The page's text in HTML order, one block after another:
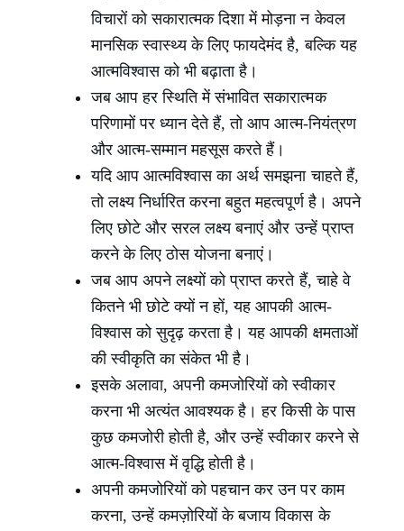
विचारों को सकारात्मक दिशा में मोड़ना न केवल
मानसिक स्वास्थ्य के लिए फायदेमंद है, बल्कि यह
आत्मविश्वास को भी बढ़ाता है।
जब आप हर स्थिति में संभावित सकारात्मक
परिणामों पर ध्यान देते हैं, तो आप आत्म-नियंत्रण
और आत्म-सम्मान महसूस करते हैं।
यदि आप आत्मविश्वास का अर्थ समझना चाहते हैं,
तो लक्ष्य निर्धारित करना बहुत महत्वपूर्ण है। अपने
लिए छोटे और सरल लक्ष्य बनाएं और उन्हें प्राप्त
करने के लिए ठोस योजना बनाएं।
जब आप अपने लक्ष्यों को प्राप्त करते हैं, चाहे वे
कितने भी छोटे क्यों न हों, यह आपकी आत्म-
विश्वास को सुदृढ़ करता है। यह आपकी क्षमताओं
की स्वीकृति का संकेत भी है।
इसके अलावा, अपनी कमजोरियों को स्वीकार
करना भी अत्यंत आवश्यक है। हर किसी के पास
कुछ कमजोरी होती है, और उन्हें स्वीकार करने से
आत्म-विश्वास में वृद्धि होती है।
अपनी कमजोरियों को पहचान कर उन पर काम
करना, उन्हें कमज़ोरियों के बजाय विकास के